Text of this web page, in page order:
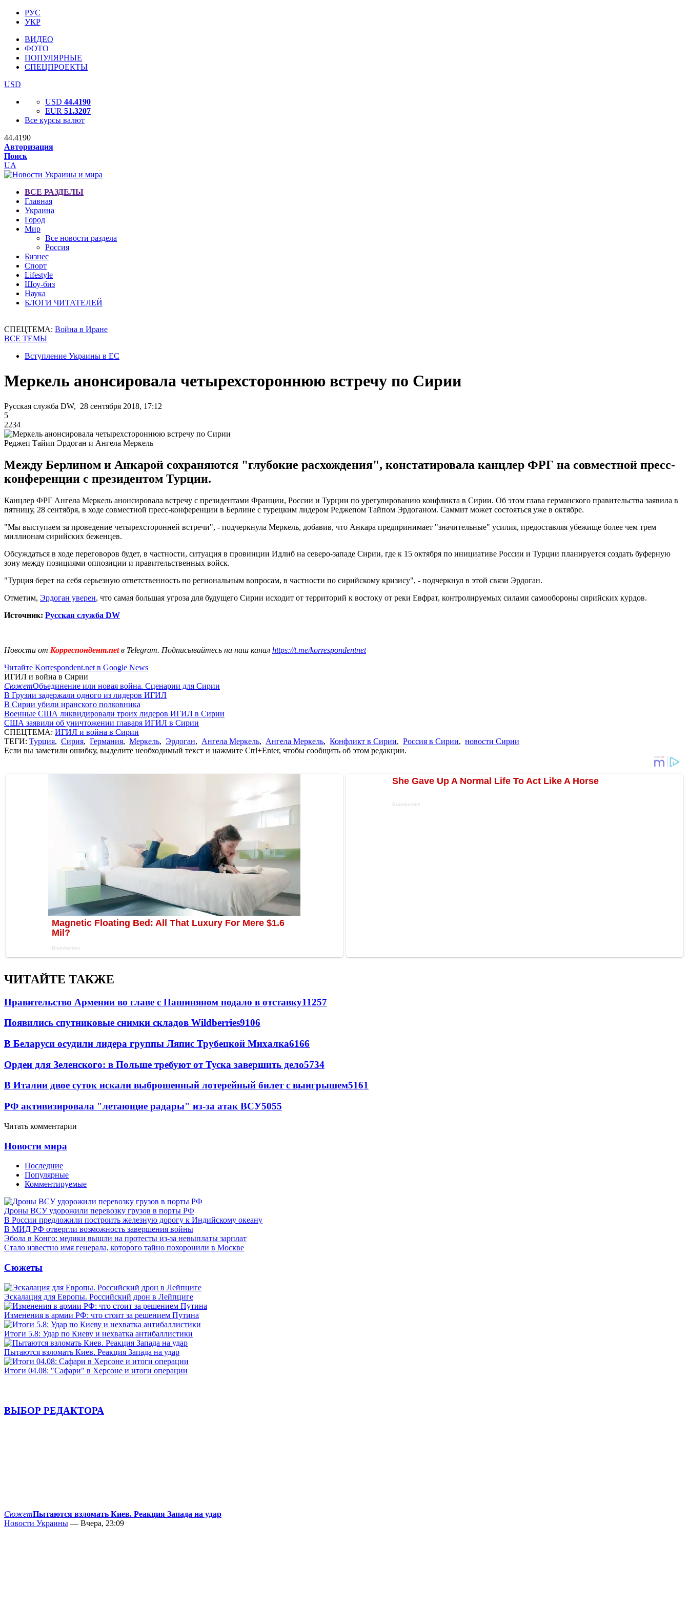
РУС
УКР
ВИДЕО
ФОТО
ПОПУЛЯРНЫЕ
СПЕЦПРОЕКТЫ
USD
USD 44.4190
EUR 51.3207
Все курсы валют
44.4190
Авторизация
Поиск
UA
ВСЕ РАЗДЕЛЫ
Главная
Украина
Город
Мир
Все новости раздела
Россия
Бизнес
Спорт
Lifestyle
Шоу-биз
Наука
БЛОГИ ЧИТАТЕЛЕЙ
СПЕЦТЕМА: Война в Иране
ВСЕ ТЕМЫ
Вступление Украины в ЕС
Меркель анонсировала четырехстороннюю встречу по Сирии
Русская служба DW, 28 сентября 2018, 17:12
5
2234
Реджеп Тайип Эрдоган и Ангела Меркель
Между Берлином и Анкарой сохраняются "глубокие расхождения", констатировала канцлер ФРГ на совместной пресс-
конференции с президентом Турции.
Канцлер ФРГ Ангела Меркель анонсировала встречу с президентами Франции, России и Турции по урегулированию конфликта в Сирии. Об этом глава германского правительства заявила в
пятницу, 28 сентября, в ходе совместной пресс-конференции в Берлине с турецким лидером Реджепом Тайпом Эрдоганом. Саммит может состояться уже в октябре.
"Мы выступаем за проведение четырехсторонней встречи", - подчеркнула Меркель, добавив, что Анкара предпринимает "значительные" усилия, предоставляя убежище более чем трем
миллионам сирийских беженцев.
Обсуждаться в ходе переговоров будет, в частности, ситуация в провинции Идлиб на северо-западе Сирии, где к 15 октября по инициативе России и Турции планируется создать буферную
зону между позициями оппозиции и правительственных войск.
"Турция берет на себя серьезную ответственность по региональным вопросам, в частности по сирийскому кризису", - подчеркнул в этой связи Эрдоган.
Отметим, Эрдоган уверен, что самая большая угроза для будущего Сирии исходит от территорий к востоку от реки Евфрат, контролируемых силами самообороны сирийских курдов.
Источник: Русская служба DW
Новости от Корреспондент.netв Telegram. Подписывайтесь на наш канал https://t.me/korrespondentnet
Читайте Korrespondent.net в Google News
ИГИЛ и война в Сирии
СюжетОбъединение или новая война. Сценарии для Сирии
В Грузии задержали одного из лидеров ИГИЛ
В Сирии убили иранского полковника
Военные США ликвидировали троих лидеров ИГИЛ в Сирии
США заявили об уничтожении главаря ИГИЛ в Сирии
СПЕЦТЕМА: ИГИЛ и война в Сирии
ТЕГИ: Турция, Сирия, Германия, Меркель, Эрдоган, Ангела Меркель, Ангела Меркель, Конфликт в Сирии, Россия в Сирии, новости Сирии
Если вы заметили ошибку, выделите необходимый текст и нажмите Ctrl+Enter, чтобы сообщить об этом редакции.
ЧИТАЙТЕ ТАКЖЕ
Правительство Армении во главе с Пашиняном подало в отставку11257
Появились спутниковые снимки складов Wildberries9106
В Беларуси осудили лидера группы Ляпис Трубецкой Михалка6166
Орден для Зеленского: в Польше требуют от Туска завершить дело5734
В Италии двое суток искали выброшенный лотерейный билет с выигрышем5161
РФ активизировала "летающие радары" из-за атак ВСУ5055
Читать комментарии
Новости мира
Последние
Популярные
Комментируемые
Дроны ВСУ удорожили перевозку грузов в порты РФ
В России предложили построить железную дорогу к Индийскому океану
В МИД РФ отвергли возможность завершения войны
Эбола в Конго: медики вышли на протесты из-за невыплаты зарплат
Стало известно имя генерала, которого тайно похоронили в Москве
Сюжеты
Эскалация для Европы. Российский дрон в Лейпциге
Изменения в армии РФ: что стоит за решением Путина
Итоги 5.8: Удар по Киеву и нехватка антибаллистики
Пытаются взломать Киев. Реакция Запада на удар
Итоги 04.08: "Сафари" в Херсоне и итоги операции
ВЫБОР РЕДАКТОРА
СюжетПытаются взломать Киев. Реакция Запада на удар
Новости Украины — Вчера, 23:09